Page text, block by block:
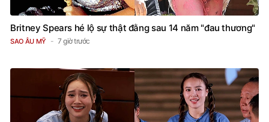
Britney Spears hé lộ sự thật đằng sau 14 năm "đau thương"
SAO ÂU MỸ 7 giờ trước